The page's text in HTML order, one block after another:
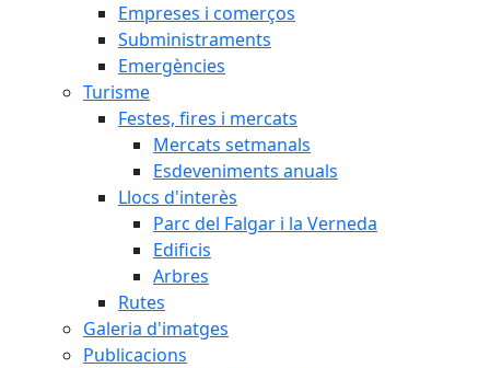
Empreses i comerços
Subministraments
Emergències
Turisme
Festes, fires i mercats
Mercats setmanals
Esdeveniments anuals
Llocs d'interès
Parc del Falgar i la Verneda
Edificis
Arbres
Rutes
Galeria d'imatges
Publicacions